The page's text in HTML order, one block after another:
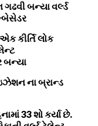
ગઢવી બન્યા વર્લ્ડ
કીર્તિ લોક
બન્યા
ના બ્રાન્ડ
33 શો કર્યા છે.